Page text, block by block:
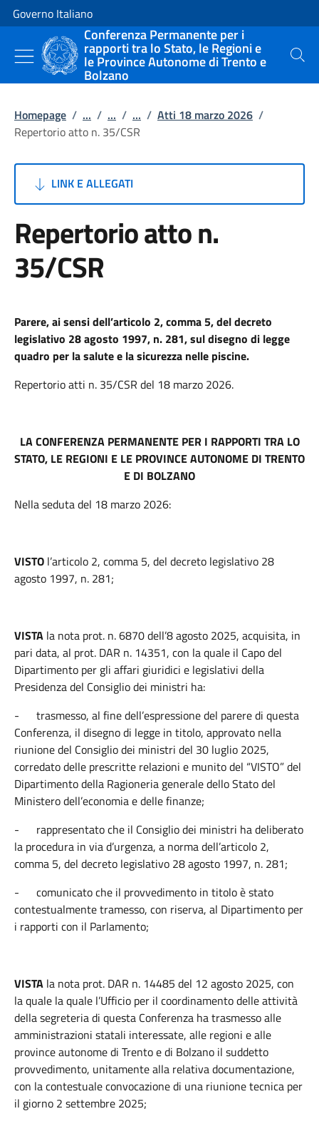
Vai al contenuto
Vai alla navigazione del sito
Governo Italiano
Conferenza Permanente per i
rapporti tra lo Stato, le Regioni e
le Province Autonome di Trento e
Bolzano
Cerca
Homepage / ... / ... / ... / Atti 18 marzo 2026 /
Repertorio atto n. 35/CSR
LINK E ALLEGATI
Repertorio atto n.
35/CSR
Parere, ai sensi dell’articolo 2, comma 5, del decreto
legislativo 28 agosto 1997, n. 281, sul disegno di legge
quadro per la salute e la sicurezza nelle piscine.
Repertorio atti n. 35/CSR del 18 marzo 2026.
LA CONFERENZA PERMANENTE PER I RAPPORTI TRA LO
STATO, LE REGIONI E LE PROVINCE AUTONOME DI TRENTO
E DI BOLZANO
Nella seduta del 18 marzo 2026:
VISTO l’articolo 2, comma 5, del decreto legislativo 28
agosto 1997, n. 281;
VISTA la nota prot. n. 6870 dell’8 agosto 2025, acquisita, in
pari data, al prot. DAR n. 14351, con la quale il Capo del
Dipartimento per gli affari giuridici e legislativi della
Presidenza del Consiglio dei ministri ha:
- trasmesso, al fine dell’espressione del parere di questa
Conferenza, il disegno di legge in titolo, approvato nella
riunione del Consiglio dei ministri del 30 luglio 2025,
corredato delle prescritte relazioni e munito del “VISTO” del
Dipartimento della Ragioneria generale dello Stato del
Ministero dell’economia e delle finanze;
- rappresentato che il Consiglio dei ministri ha deliberato
la procedura in via d’urgenza, a norma dell’articolo 2,
comma 5, del decreto legislativo 28 agosto 1997, n. 281;
- comunicato che il provvedimento in titolo è stato
contestualmente tramesso, con riserva, al Dipartimento per
i rapporti con il Parlamento;
VISTA la nota prot. DAR n. 14485 del 12 agosto 2025, con
la quale la quale l’Ufficio per il coordinamento delle attività
della segreteria di questa Conferenza ha trasmesso alle
amministrazioni statali interessate, alle regioni e alle
province autonome di Trento e di Bolzano il suddetto
provvedimento, unitamente alla relativa documentazione,
con la contestuale convocazione di una riunione tecnica per
il giorno 2 settembre 2025;